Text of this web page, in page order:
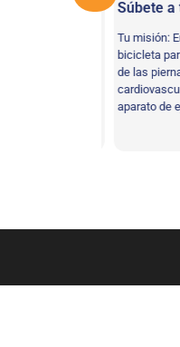
Súbete a
Tu misión:
bicicleta
de las
aparato de